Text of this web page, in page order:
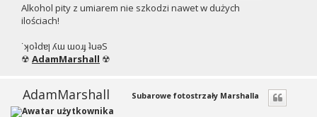
Alkohol pity z umiarem nie szkodzi nawet w dużych
ilościach!
˙ʞoʇdɐן ʎɯ ɯoɹɟ ʇuǝS
☢ AdamMarshall ☢
AdamMarshall Subarowe fotostrzały Marshalla